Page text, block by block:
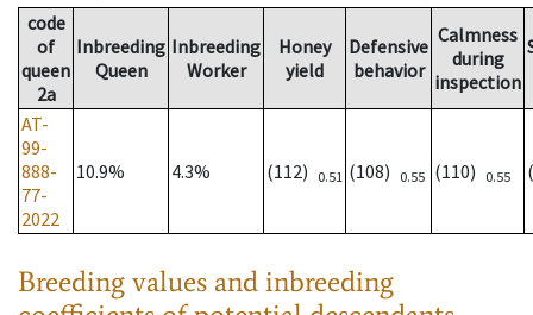
code
of
queen
2a
Inbreeding
Queen
Inbreeding
Worker
Honey
yield
Defensive
behavior
Calmness
during
inspection
AT-
99-
888-
77-
2022
10.9% 4.3% (112) 0.51 (108) 0.55 (110) 0.55
Breeding values and inbreeding